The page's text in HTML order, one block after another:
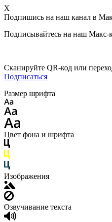
X
Подпишись на наш канал в
Подписывайтесь на наш Макс-
Сканируйте QR-код или
Подписаться
Размер шрифта
Цвет фона и шрифта
Изображения
Озвучивание текста